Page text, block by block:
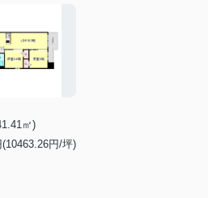
㎡)
(10463.26円/坪)